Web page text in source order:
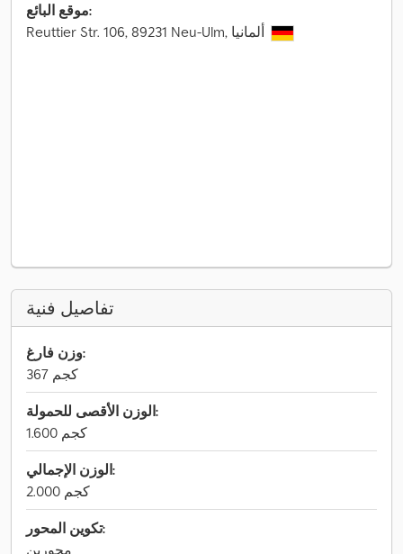
موقع البائع:
تفاصيل فنية
وزن فارغ:
367 كجم
الوزن الأقصى للحمولة:
1.600 كجم
الوزن الإجمالي:
2.000 كجم
تكوين المحور:
محورين